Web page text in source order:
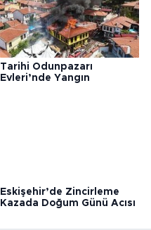
Tarihi Odunpazarı
Evleri’nde Yangın
Eskişehir’de Zincirleme
Kazada Doğum Günü Acısı